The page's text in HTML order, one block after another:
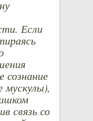
Если
сознание
мускулы),
связь со